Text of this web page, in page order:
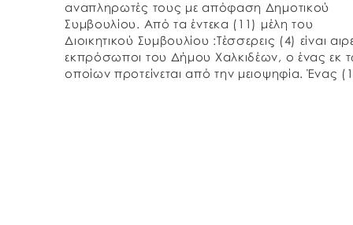
αναπληρωτές τους με απόφαση Δημοτικού
Συμβουλίου. Από τα έντεκα (11) μέλη του
Διοικητικού Συμβουλίου :Τέσσερεις (4) είναι
εκπρόσωποι του Δήμου Χαλκιδέων, ο ένας εκ
οποίων προτείνεται από την μειοψηφία. Ένας